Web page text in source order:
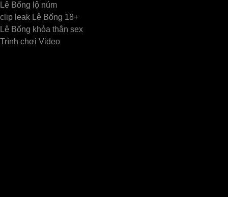
Lê Bống lộ núm
clip leak Lê Bống 18+
Lê Bống khỏa thân sex
Trình chơi Video